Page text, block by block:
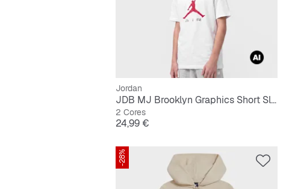
Jordan
JDB MJ Brooklyn Graphics Short Sleeve Tee
2 Cores
Preço
24,99 €
-28%